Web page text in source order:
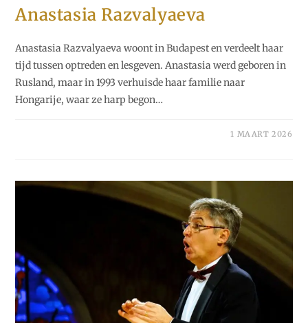
Anastasia Razvalyaeva
Anastasia Razvalyaeva woont in Budapest en verdeelt haar
tijd tussen optreden en lesgeven. Anastasia werd geboren in
Rusland, maar in 1993 verhuisde haar familie naar
Hongarije, waar ze harp begon…
1 MAART 2026